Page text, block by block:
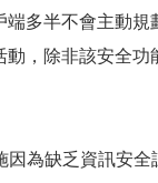
端多半不會主動規
動，除非該安全功
因為缺乏資訊安全